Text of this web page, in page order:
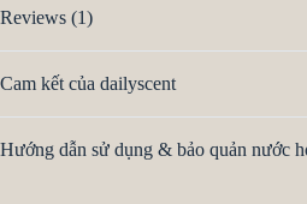
Reviews (1)
Cam kết của dailyscent
Hướng dẫn sử dụng & bảo quản nước